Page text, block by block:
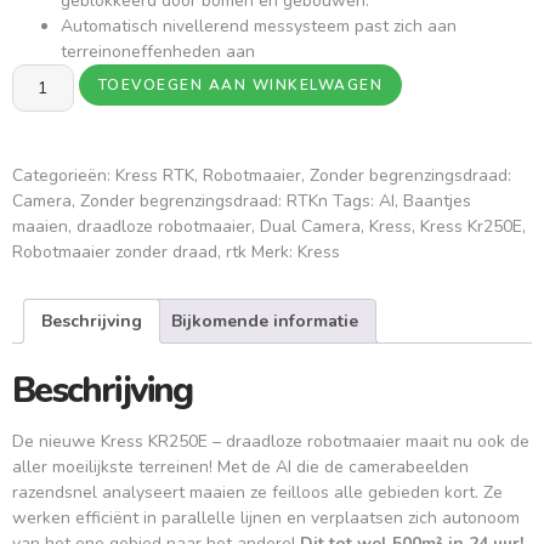
Automatisch nivellerend messysteem past zich aan
terreinoneffenheden aan
TOEVOEGEN AAN WINKELWAGEN
Categorieën: Kress RTK, Robotmaaier, Zonder begrenzingsdraad:
Camera, Zonder begrenzingsdraad: RTKn Tags: AI, Baantjes
maaien, draadloze robotmaaier, Dual Camera, Kress, Kress Kr250E,
Robotmaaier zonder draad, rtk Merk: Kress
Beschrijving Bijkomende informatie
Beschrijving
De nieuwe Kress KR250E – draadloze robotmaaier maait nu ook de
aller moeilijkste terreinen! Met de AI die de camerabeelden
razendsnel analyseert maaien ze feilloos alle gebieden kort. Ze
werken efficiënt in parallelle lijnen en verplaatsen zich autonoom